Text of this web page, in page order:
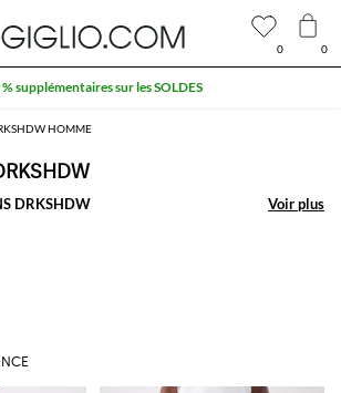
HOMME
DRKSHDW Voir plus
Voir plus
0 0
% supplémentaires sur les SOLDES